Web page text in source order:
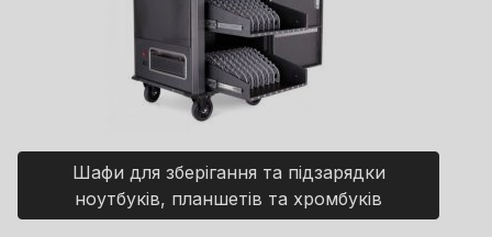
Шафи для зберігання та підзарядки
ноутбуків, планшетів та хромбуків